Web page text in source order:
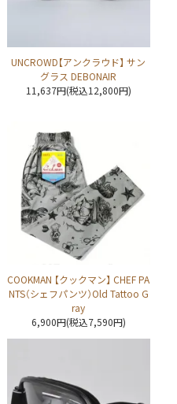
UNCROWD【アンクラウド】 サン
グラス DEBONAIR
11,637円(税込12,800円)
COOKMAN 【クックマン】 CHEF PA
NTS（シェフパンツ）Old Tattoo G
ray
6,900円(税込7,590円)